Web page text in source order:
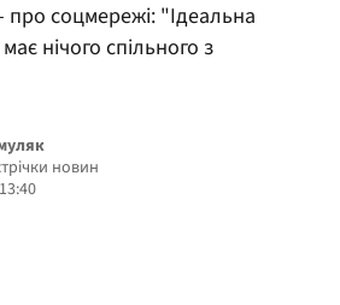
соцмережі: "Ідеальна
нічого спільного з
новин